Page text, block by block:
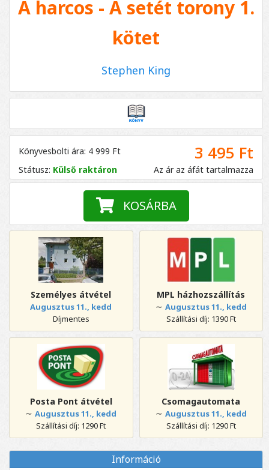
A harcos - A setét torony 1.
kötet
Stephen King
Könyvesbolti ára: 4 999 Ft
Státusz: Külső raktáron
3 495 Ft
Az ár az áfát tartalmazza
KOSÁRBA
Személyes átvétel
Augusztus 11., kedd
Díjmentes
MPL házhozszállítás
∼ Augusztus 11., kedd
Szállítási díj: 1390 Ft
Posta Pont átvétel
∼Augusztus 11., kedd
Szállítási díj: 1290 Ft
Csomagautomata
∼ Augusztus 11., kedd
Szállítási díj: 1290 Ft
Információ